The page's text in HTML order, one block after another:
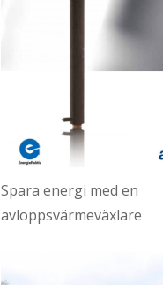
Spara energi med en
avloppsvärmeväxlare